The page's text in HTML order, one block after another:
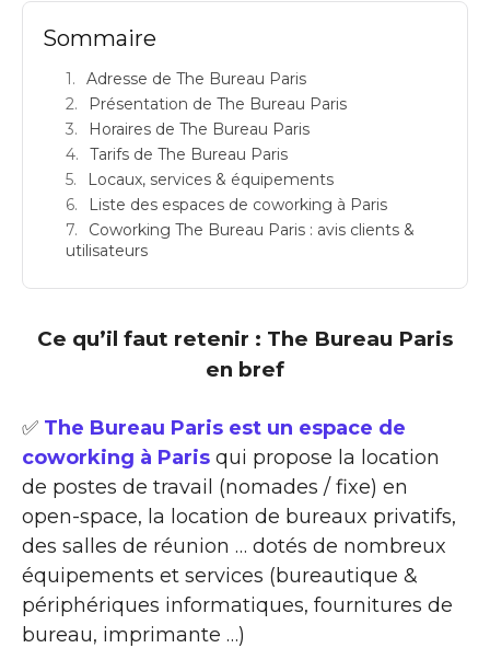
Sommaire
Adresse de The Bureau Paris
Présentation de The Bureau Paris
Horaires de The Bureau Paris
Tarifs de The Bureau Paris
Locaux, services & équipements
Liste des espaces de coworking à Paris
Coworking The Bureau Paris : avis clients &
utilisateurs
Ce qu’il faut retenir : The Bureau Paris
en bref
✅ The Bureau Paris est un espace de
coworking à Paris qui propose la location
de postes de travail (nomades / fixe) en
open-space, la location de bureaux privatifs,
des salles de réunion … dotés de nombreux
équipements et services (bureautique &
périphériques informatiques, fournitures de
bureau, imprimante …)